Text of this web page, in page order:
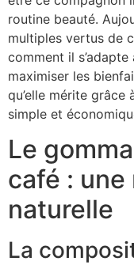
routine beauté.
multiples vertus de
comment il
maximiser les
qu’elle mérite
simple et
Le
café :
naturelle
La